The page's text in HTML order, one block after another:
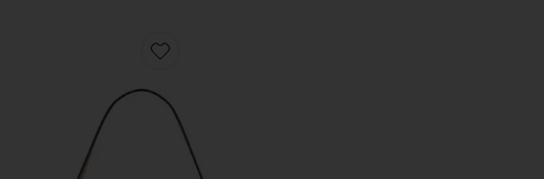
Favorite BOLSO DE HOMBRO DE 66 CM CRYSTAL